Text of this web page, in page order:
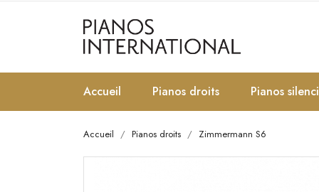
Accueil Pianos droits Pianos
Accueil Pianos droits Zimmermann S6